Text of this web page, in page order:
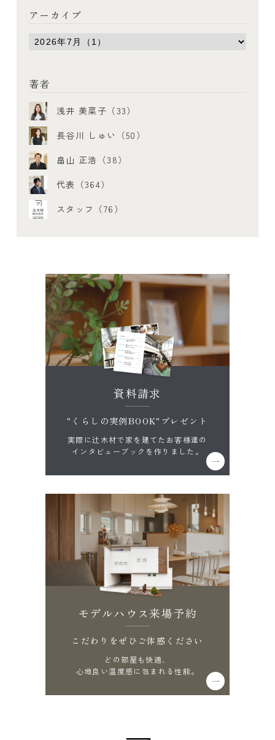
アーカイブ
著者
浅井 美菜子（33）
長谷川 しゅい（50）
畠山 正浩（38）
代表（364）
スタッフ（76）
資料請求
"くらしの実例BOOK"プレゼント
実際に辻木材で家を建てたお客様達の
インタビューブックを作りました。
モデルハウス来場予約
こだわりをぜひご体感ください
どの部屋も快適、
心地良い温度感に包まれる性能。